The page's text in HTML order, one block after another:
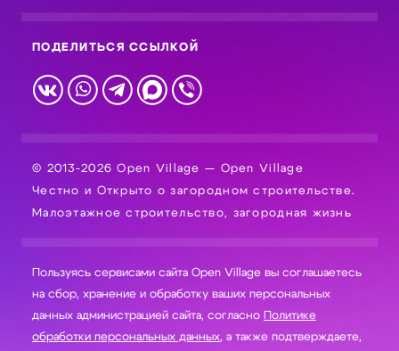
ПОДЕЛИТЬСЯ ССЫЛКОЙ
© 2013-2026 Open Village — Open Village
Честно и Открыто о загородном строительстве.
Малоэтажное строительство, загородная жизнь
Пользуясь сервисами сайта Open Village вы соглашаетесь
на сбор, хранение и обработку ваших персональных
данных администрацией сайта, согласно Политике
обработки персональных данных, а также подтверждаете,